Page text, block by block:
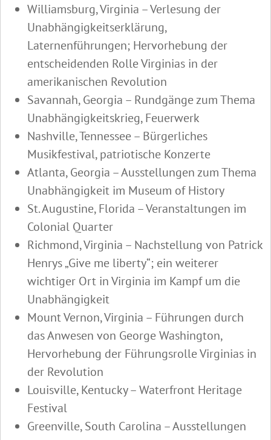
Williamsburg, Virginia – Verlesung der
Unabhängigkeitserklärung,
Laternenführungen; Hervorhebung der
entscheidenden Rolle Virginias in der
amerikanischen Revolution
Savannah, Georgia – Rundgänge zum Thema
Unabhängigkeitskrieg, Feuerwerk
Nashville, Tennessee – Bürgerliches
Musikfestival, patriotische Konzerte
Atlanta, Georgia – Ausstellungen zum Thema
Unabhängigkeit im Museum of History
St. Augustine, Florida – Veranstaltungen im
Colonial Quarter
Richmond, Virginia – Nachstellung von Patrick
Henrys „Give me liberty“; ein weiterer
wichtiger Ort in Virginia im Kampf um die
Unabhängigkeit
Mount Vernon, Virginia – Führungen durch
das Anwesen von George Washington,
Hervorhebung der Führungsrolle Virginias in
der Revolution
Louisville, Kentucky – Waterfront Heritage
Festival
Greenville, South Carolina – Ausstellungen